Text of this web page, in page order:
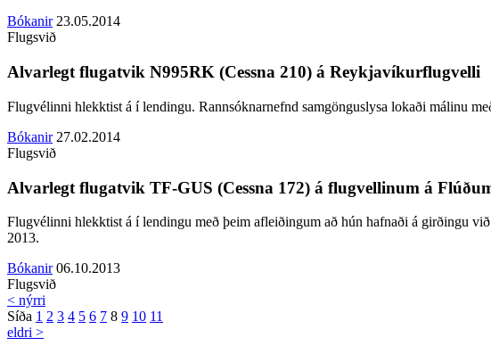
Bókanir 23.05.2014
Flugsvið
Alvarlegt flugatvik N995RK (Cessna 210) á Reykjavíkurflugvelli
Flugvélinni hlekktist á í lendingu. Rannsóknarnefnd samgönguslysa lokaði málinu
Bókanir 27.02.2014
Flugsvið
Alvarlegt flugatvik TF-GUS (Cessna 172) á flugvellinum á
Flugvélinni hlekktist á í lendingu með þeim afleiðingum að hún hafnaði á girðingu
2013.
Bókanir 06.10.2013
Flugsvið
< nýrri
Síða 1 2 3 4 5 6 7 8 9 10 11
eldri >